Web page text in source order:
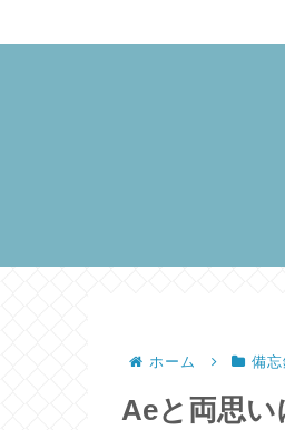
ホーム 備忘
Aeと両思い